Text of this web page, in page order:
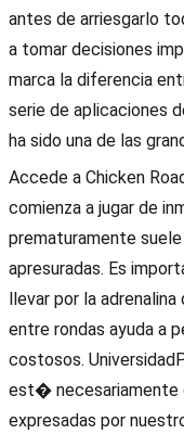
antes de arriesgarlo
a tomar decisiones
marca la diferencia
serie de aplicaciones
ha sido una de las
Accede a Chicken
comienza a jugar de
prematuramente
apresuradas. Es
llevar por la
entre rondas ayuda a
costosos.
est� necesariamente
expresadas por